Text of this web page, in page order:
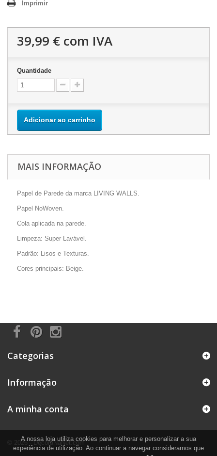
Imprimir
39,99 € com IVA
Quantidade
Adicionar ao carrinho
MAIS INFORMAÇÃO
Papel de Parede da marca LIVING WALLS.
Papel NoWoven.
Cola aplicada na parede.
Limpeza: Super Lavável.
Padrão: Lisos e Texturas.
Cores principais: Beige.
Categorias
Informação
© 2026 - DecoraNaNet.com
A minha conta
A nossa loja utiliza cookies para melhorar e personalizar a sua
experiência de utilização. Ao continuar a navegar consideramos que